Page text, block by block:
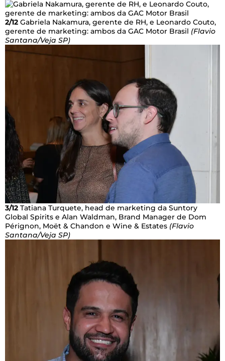
2/12 Gabriela Nakamura, gerente de RH, e Leonardo Couto,
gerente de marketing: ambos da GAC Motor Brasil (Flavio
Santana/Veja SP)
3/12 Tatiana Turquete, head de marketing da Suntory
Global Spirits e Alan Waldman, Brand Manager de Dom
Pérignon, Moët & Chandon e Wine & Estates (Flavio
Santana/Veja SP)